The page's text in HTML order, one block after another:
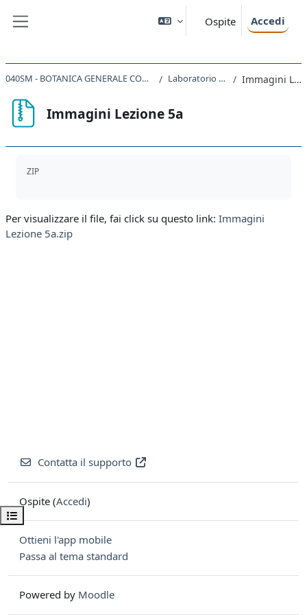
Ospite Accedi
Apri indice del corso
040SM - BOTANICA GENERALE CON LABORATORIO 2020 Laboratorio di Botanica Immagini Lezione 5a
Immagini Lezione 5a
ZIP
Per visualizzare il file, fai click su questo link: Immagini
Lezione 5a.zip
Contatta il supporto
Ospite (Accedi)
Ottieni l'app mobile
Passa al tema standard
Powered by Moodle